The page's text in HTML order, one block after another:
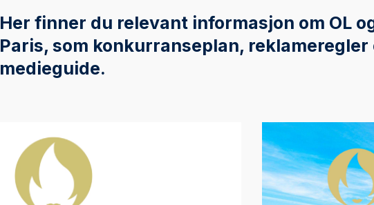
Her finner du relevant informasjon om OL
Paris, som konkurranseplan, reklameregler
medieguide.